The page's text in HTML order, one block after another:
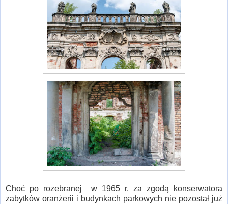
Choć po rozebranej w 1965 r. za zgodą konserwatora
zabytków oranżerii i budynkach parkowych nie pozostał już